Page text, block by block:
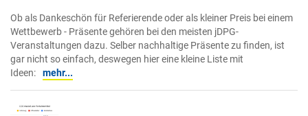
Ob als Dankeschön für Referierende oder als kleiner Preis bei einem
Wettbewerb - Präsente gehören bei den meisten jDPG-
Veranstaltungen dazu. Selber nachhaltige Präsente zu finden, ist
gar nicht so einfach, deswegen hier eine kleine Liste mit
Ideen: mehr...